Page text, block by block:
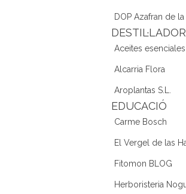
DOP Azafran de
Aceites
Alcarria Flora
Aroplantas S.L.
EDUCACIÓ
Carme Bosch
El Vergel de las
Fitomon BLOG
Herboristeria